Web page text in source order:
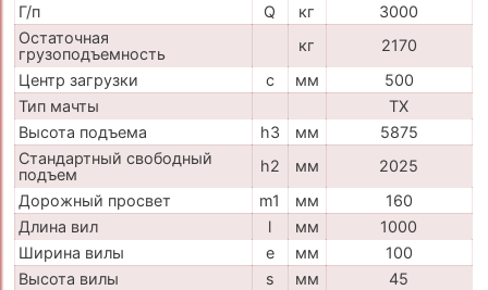
Г/п
Q кг
3000
Остаточная
грузоподъемность
кг
2170
Центр загрузки
c мм
500
Тип мачты
TX
Высота подъема
h3 мм
5875
Стандартный свободный
подъем
h2 мм
2025
Дорожный просвет
m1 мм
160
Длина вил
l мм
1000
Ширина вилы
e мм
100
Высота вилы
s мм
45